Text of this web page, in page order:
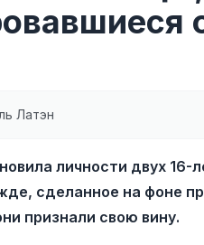
Латэн
личности двух
сделанное на фоне
признали свою вину.